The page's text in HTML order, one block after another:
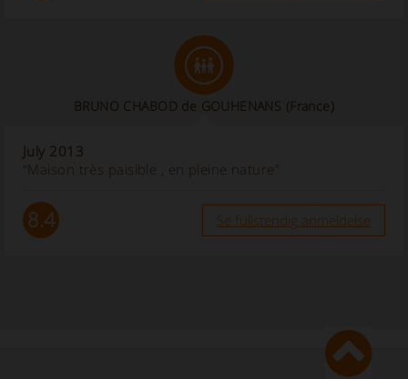
BRUNO CHABOD de GOUHENANS (France)
July 2013
“Maison très paisible , en pleine nature”
8.4 Se fullstendig anmeldelse